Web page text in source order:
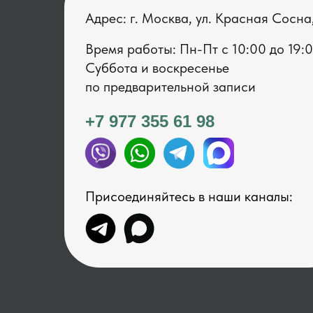
Адрес: г. Москва, ул. Красная
+7 977 355 61 98
Время работы: Пн-Пт с 1 0:00 до
Суббота и воскресенье
по предварительной записи
Присоединяйтесь в наши каналы: